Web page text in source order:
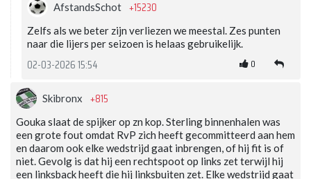
AfstandsSchot +15230
Zelfs als we beter zijn verliezen we meestal. Zes punten
naar die lijers per seizoen is helaas gebruikelijk.
02-03-2026 15:54 0
Skibronx +815
Gouka slaat de spijker op zn kop. Sterling binnenhalen was
een grote fout omdat RvP zich heeft gecommitteerd aan hem
en daarom ook elke wedstrijd gaat inbrengen, of hij fit is of
niet. Gevolg is dat hij een rechtspoot op links zet terwijl hij
een linksback heeft die hij linksbuiten zet. Elke wedstrijd gaat